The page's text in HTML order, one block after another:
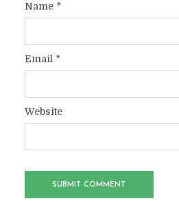
Name*
Email *
Website